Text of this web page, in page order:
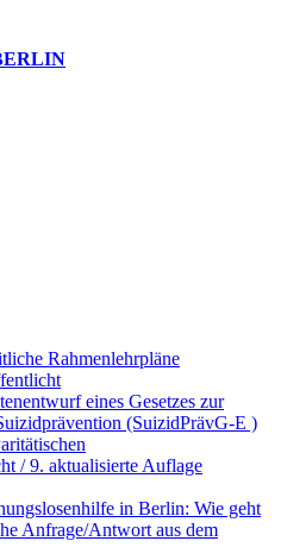
Rahmenlehrpläne
eines Gesetzes zur
(SuizidPrävG-E )
/ 9. aktualisierte Auflage
in Berlin: Wie geht
Anfrage/Antwort aus dem